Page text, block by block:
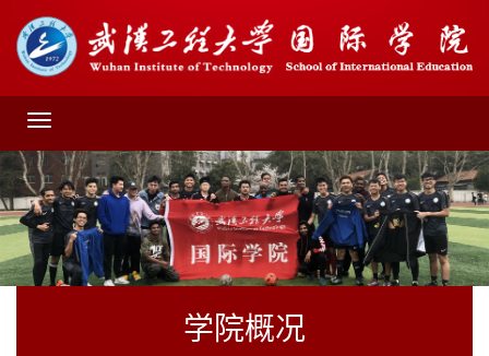
学院概况